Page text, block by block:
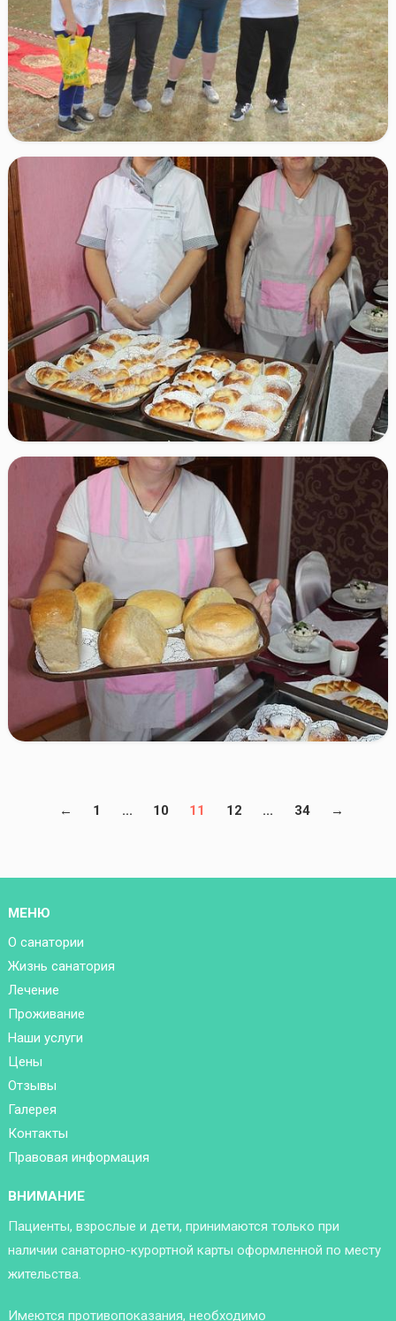
← 1 ... 10 11 12 ... 34 →
МЕНЮ
О санатории
Жизнь санатория
Лечение
Проживание
Наши услуги
Цены
Отзывы
Галерея
Контакты
Правовая информация
ВНИМАНИЕ
Пациенты, взрослые и дети, принимаются только при
наличии санаторно-курортной карты оформленной по месту
жительства.
Имеются противопоказания, необходимо